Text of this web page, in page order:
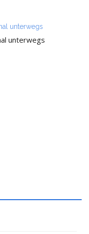
unterwegs